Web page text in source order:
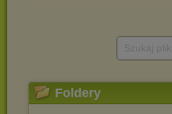
Foldery